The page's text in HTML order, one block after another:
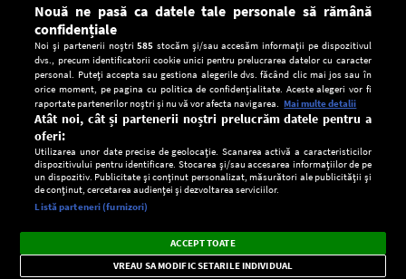
CONFIDENŢIALITATE
Descarcă gratuit aplicaţia Europa FM pentru smartphone:
Setări:
Dark
Mode
Radio live, podcasturi, știri și alerte
importante.
×
Nouă ne pasă ca datele tale personale să rămână
confidențiale
Noi și partenerii noștri585 stocăm și/sau accesăm informații pe dispozitivul
dvs., precum identificatorii cookie unici pentru prelucrarea datelor cu caracter
personal. Puteți accepta sau gestiona alegerile dvs. făcând clic mai jos sau în
orice moment, pe pagina cu politica de confidențialitate. Aceste alegeri vor fi
raportate partenerilor noștri și nu vă vor afecta navigarea. Mai multe detalii
Atât noi, cât și partenerii noștri prelucrăm datele pentru a
oferi:
Utilizarea unor date precise de geolocație. Scanarea activă a caracteristicilor
dispozitivului pentru identificare. Stocarea și/sau accesarea informațiilor de pe
un dispozitiv. Publicitate și conținut personalizat, măsurători ale publicității și
de conținut, cercetarea audienței și dezvoltarea serviciilor.
Listă parteneri (furnizori)
ACCEPT TOATE
VREAU SA MODIFIC SETARILE INDIVIDUAL